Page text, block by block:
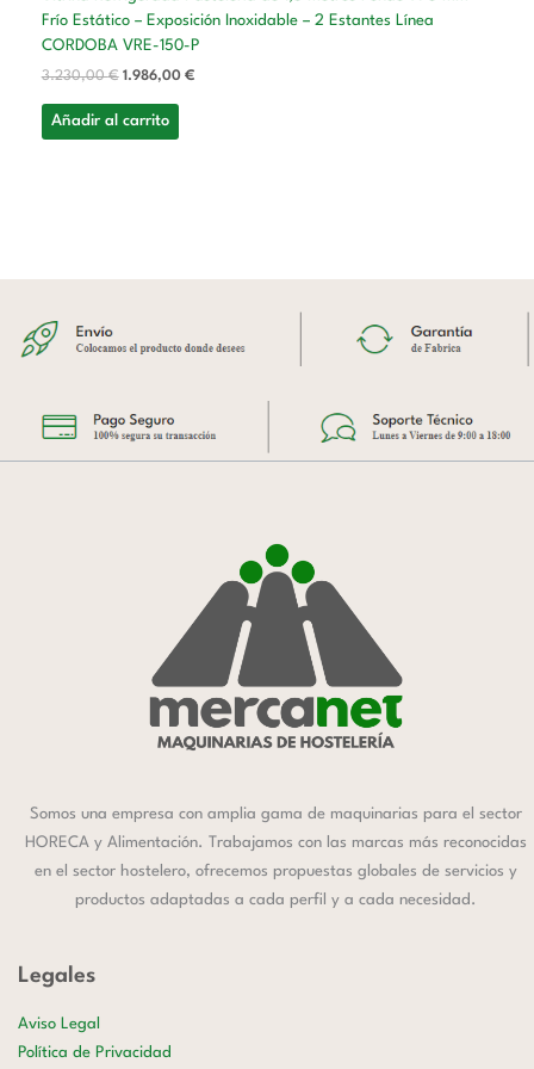
Frío Estático – Exposición Inoxidable – 2 Estantes Línea
CORDOBA VRE-150-P
3.230,00€ 1.986,00 €
Añadir al carrito
Somos una empresa con amplia gama de maquinarias para el sector
HORECA y Alimentación. Trabajamos con las marcas más reconocidas
en el sector hostelero, ofrecemos propuestas globales de servicios y
productos adaptadas a cada perfil y a cada necesidad.
Legales
Aviso Legal
Política de Privacidad